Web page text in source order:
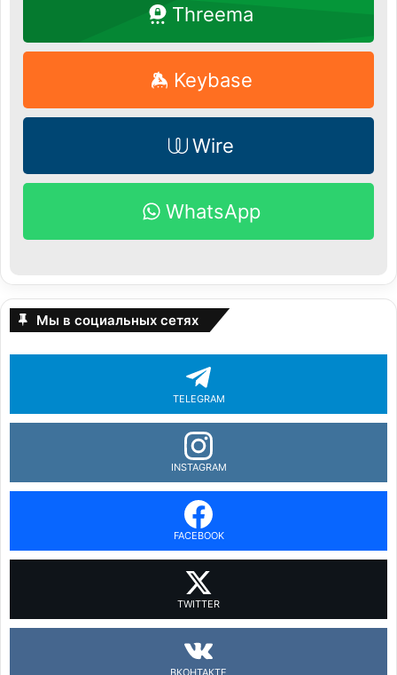
Threema
Keybase
Wire
WhatsApp
Мы в социальных сетях
TELEGRAM
INSTAGRAM
FACEBOOK
TWITTER
ВКОНТАКТЕ